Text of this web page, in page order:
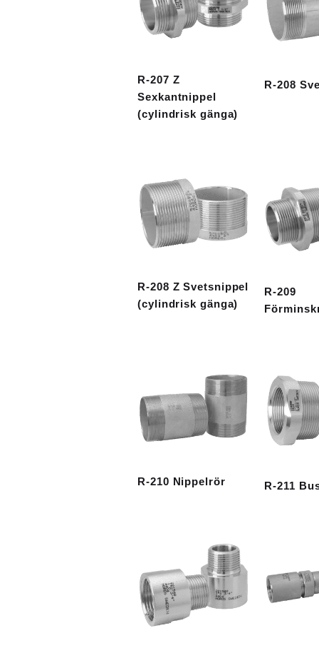
R-207 Z
Sexkantnippel
(cylindrisk gänga)
R-208
R-208 Z Svetsnippel
(cylindrisk gänga)
R-209
R-210 Nippelrör R-211